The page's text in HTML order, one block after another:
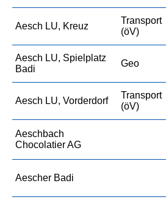
Aesch LU, Kreuz
Transport
(öV)
Aesch LU, Spielplatz
Badi
Geo
Aesch LU, Vorderdorf
Transport
(öV)
Aeschbach
Chocolatier AG
Aescher Badi